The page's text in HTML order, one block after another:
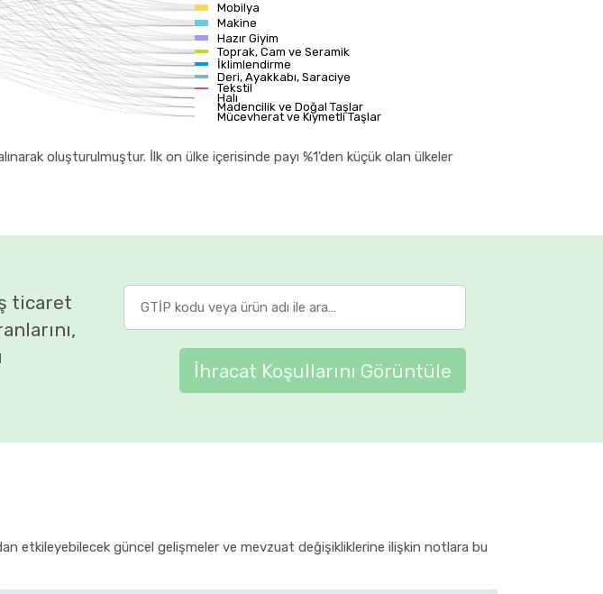
Mobilya
Makine
Hazır Giyim
Toprak, Cam ve Seramik
İklimlendirme
Deri, Ayakkabı, Saraciye
Tekstil
Halı
Madencilik ve Doğal Taşlar
Mücevherat ve Kıymetli Taşlar
oluşturulmuştur. İlk on ülke içerisinde payı %1'den küçük olan ülkeler
ticaret
İhracat Koşullarını Görüntüle
etkileyebilecek güncel gelişmeler ve mevzuat değişikliklerine ilişkin notlara bu